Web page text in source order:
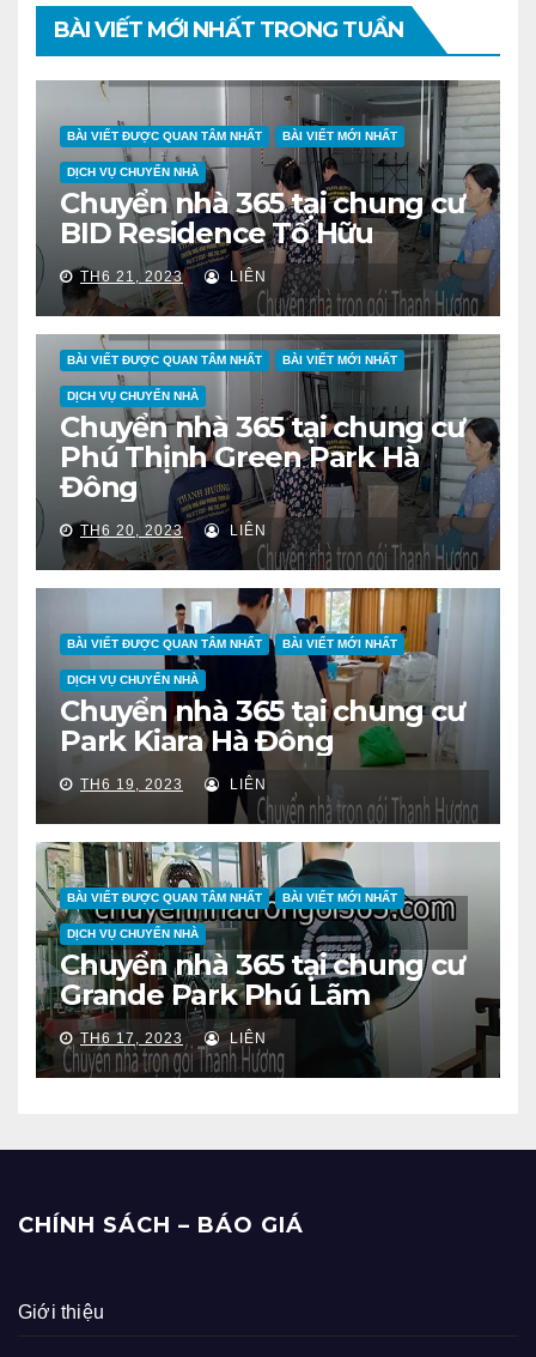
BÀI VIẾT MỚI NHẤT TRONG TUẦN
BÀI VIẾT ĐƯỢC QUAN TÂM NHẤT BÀI VIẾT MỚI NHẤT
DỊCH VỤ CHUYỂN NHÀ
Chuyển nhà 365 tại chung cư
BID Residence Tố Hữu
TH6 21, 2023 LIÊN
BÀI VIẾT ĐƯỢC QUAN TÂM NHẤT BÀI VIẾT MỚI NHẤT
DỊCH VỤ CHUYỂN NHÀ
Chuyển nhà 365 tại chung cư
Phú Thịnh Green Park Hà
Đông
TH6 20, 2023 LIÊN
BÀI VIẾT ĐƯỢC QUAN TÂM NHẤT BÀI VIẾT MỚI NHẤT
DỊCH VỤ CHUYỂN NHÀ
Chuyển nhà 365 tại chung cư
Park Kiara Hà Đông
TH6 19, 2023 LIÊN
BÀI VIẾT ĐƯỢC QUAN TÂM NHẤT BÀI VIẾT MỚI NHẤT
DỊCH VỤ CHUYỂN NHÀ
Chuyển nhà 365 tại chung cư
Grande Park Phú Lãm
TH6 17, 2023 LIÊN
CHÍNH SÁCH – BÁO GIÁ
Giới thiệu